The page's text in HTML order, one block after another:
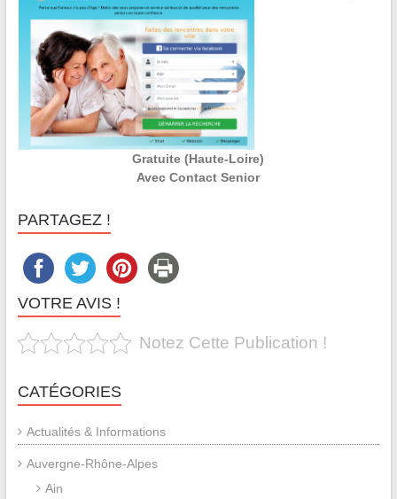
Gratuite (Haute-Loire)
Avec Contact Senior
PARTAGEZ !
VOTRE AVIS !
Notez Cette Publication !
CATÉGORIES
Actualités & Informations
Auvergne-Rhône-Alpes
Ain